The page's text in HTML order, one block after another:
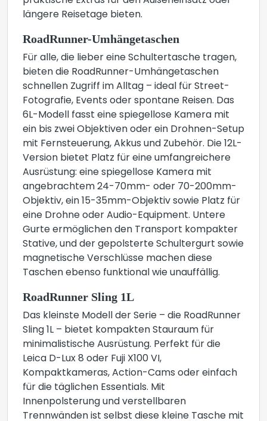
längere Reisetage bieten.
RoadRunner-Umhängetaschen
Für alle, die lieber eine Schultertasche tragen,
bieten die RoadRunner-Umhängetaschen
schnellen Zugriff im Alltag – ideal für Street-
Fotografie, Events oder spontane Reisen. Das
6L-Modell fasst eine spiegellose Kamera mit
ein bis zwei Objektiven oder ein Drohnen-Setup
mit Fernsteuerung, Akkus und Zubehör. Die 12L-
Version bietet Platz für eine umfangreichere
Ausrüstung: eine spiegellose Kamera mit
angebrachtem 24-70mm- oder 70-200mm-
Objektiv, ein 15-35mm-Objektiv sowie Platz für
eine Drohne oder Audio-Equipment. Untere
Gurte ermöglichen den Transport kompakter
Stative, und der gepolsterte Schultergurt sowie
magnetische Verschlüsse machen diese
Taschen ebenso funktional wie unauffällig.
RoadRunner Sling 1L
Das kleinste Modell der Serie – die RoadRunner
Sling 1L – bietet kompakten Stauraum für
minimalistische Ausrüstung. Perfekt für die
Leica D-Lux 8 oder Fuji X100 VI,
Kompaktkameras, Action-Cams oder einfach
für die täglichen Essentials. Mit
Innenpolsterung und verstellbaren
Trennwänden ist selbst diese kleine Tasche mit